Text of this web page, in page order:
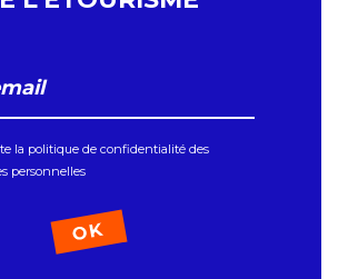
la politique de confidentialité des
personnelles